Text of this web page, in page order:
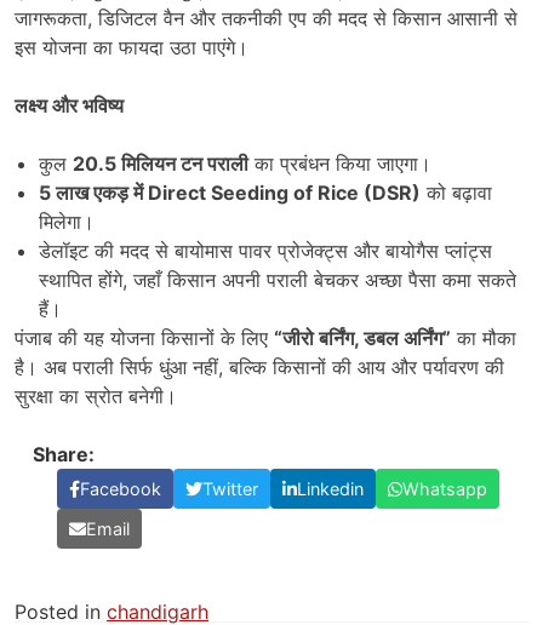
जागरूकता, डिजिटल वैन और तकनीकी एप की मदद से किसान आसानी से
इस योजना का फायदा उठा पाएंगे।
लक्ष्य और भविष्य
कुल 20.5मिलियन टन परालीका प्रबंधन किया जाएगा।
5लाख एकड़ में Direct Seeding of Rice (DSR) को बढ़ावा
मिलेगा।
डेलॉइट की मदद से बायोमास पावर प्रोजेक्ट्स और बायोगैस प्लांट्स
स्थापित होंगे, जहाँ किसान अपनी पराली बेचकर अच्छा पैसा कमा सकते
हैं।
पंजाब की यह योजना किसानों के लिए “जीरो बर्निंग,डबल अर्निंग” का मौका
है। अब पराली सिर्फ धुंआ नहीं, बल्कि किसानों की आय और पर्यावरण की
सुरक्षा का स्रोत बनेगी।
Share:
Facebook Twitter Linkedin
Whatsapp
Email
Posted in chandigarh